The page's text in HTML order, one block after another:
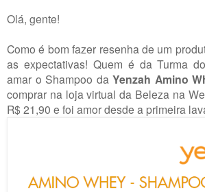
Olá, gente!
Como é bom fazer resenha de um
as expectativas! Quem é da Turma
amar o Shampoo da Yenzah Amino
comprar na loja virtual da Beleza na
R$ 21,90 e foi amor desde a primeira